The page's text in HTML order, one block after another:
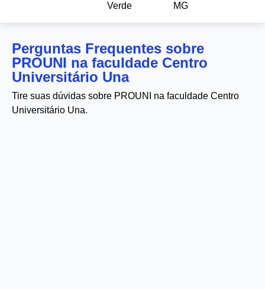
Verde
MG
Perguntas Frequentes sobre
PROUNI na faculdade Centro
Universitário Una
Tire suas dúvidas sobre PROUNI na faculdade Centro
Universitário Una.